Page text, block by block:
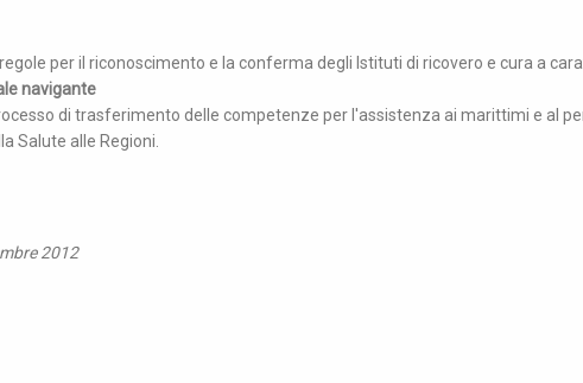
per il riconoscimento e la conferma degli Istituti di ricovero e cura a
navigante
di trasferimento delle competenze per l'assistenza ai marittimi e al
Salute alle Regioni.
2012